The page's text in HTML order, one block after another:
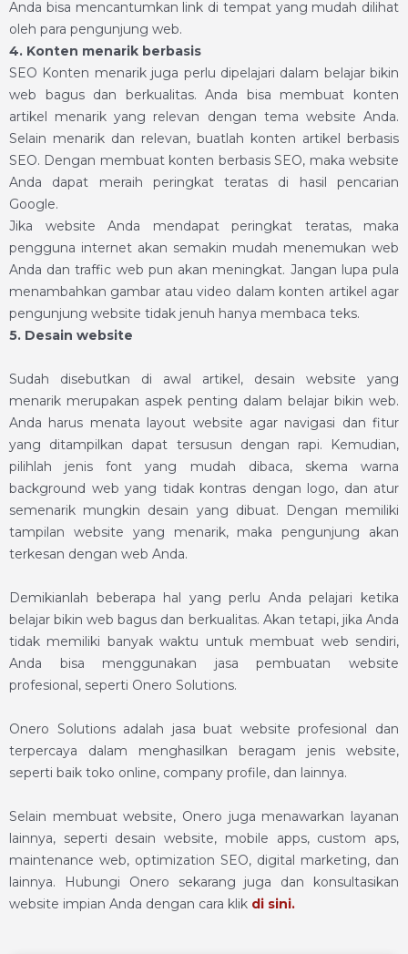
Anda bisa mencantumkan link di tempat yang mudah dilihat
oleh para pengunjung web.
4. Konten menarik berbasis
SEO Konten menarik juga perlu dipelajari dalam belajar bikin
web bagus dan berkualitas. Anda bisa membuat konten
artikel menarik yang relevan dengan tema website Anda.
Selain menarik dan relevan, buatlah konten artikel berbasis
SEO. Dengan membuat konten berbasis SEO, maka website
Anda dapat meraih peringkat teratas di hasil pencarian
Google.
Jika website Anda mendapat peringkat teratas, maka
pengguna internet akan semakin mudah menemukan web
Anda dan traffic web pun akan meningkat. Jangan lupa pula
menambahkan gambar atau video dalam konten artikel agar
pengunjung website tidak jenuh hanya membaca teks.
5. Desain website
Sudah disebutkan di awal artikel, desain website yang
menarik merupakan aspek penting dalam belajar bikin web.
Anda harus menata layout website agar navigasi dan fitur
yang ditampilkan dapat tersusun dengan rapi. Kemudian,
pilihlah jenis font yang mudah dibaca, skema warna
background web yang tidak kontras dengan logo, dan atur
semenarik mungkin desain yang dibuat. Dengan memiliki
tampilan website yang menarik, maka pengunjung akan
terkesan dengan web Anda.
Demikianlah beberapa hal yang perlu Anda pelajari ketika
belajar bikin web bagus dan berkualitas. Akan tetapi, jika Anda
tidak memiliki banyak waktu untuk membuat web sendiri,
Anda bisa menggunakan jasa pembuatan website
profesional, seperti Onero Solutions.
Onero Solutions adalah jasa buat website profesional dan
terpercaya dalam menghasilkan beragam jenis website,
seperti baik toko online, company profile, dan lainnya.
Selain membuat website, Onero juga menawarkan layanan
lainnya, seperti desain website, mobile apps, custom aps,
maintenance web, optimization SEO, digital marketing, dan
lainnya. Hubungi Onero sekarang juga dan konsultasikan
website impian Anda dengan cara klik di sini.